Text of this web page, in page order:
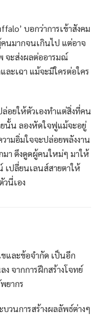
บอกว่าการเข้าสังคม
นมากจนเกินไป แต่อาจ
จะส่งผลต่ออารมณ์
ะเฉา แม้จะมีใครต่อใคร
อยให้ตัวเองทำแต่สิ่งที่คน
ยนั้น ลองหัดใจฟูแม้จะอยู่
ามอิ่มใจจะปล่อยพลังงาน
มา ดึงดูดผู้คนใหม่ๆ มาให้
ปลี่ยนเลนส์สายตาให้
นี่เอง
ขและข้อจำกัด เป็นอีก
จากการฝึกสร้างโจทย์
ยากร
วนการสร้างผลลัพธ์ต่างๆ